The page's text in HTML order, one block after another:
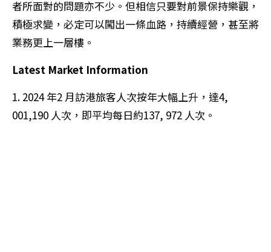
者所面對的問題亦不少。但相信只要對前景保持樂觀，
積極求變，必定可以闖出一條血路，持續經營，甚至將
業務更上一層樓。
Latest Market Information
1. 2024 年2 月訪港旅客人次按年大幅上升，達4,
001,190 人次，即平均每日約137, 972 人次。